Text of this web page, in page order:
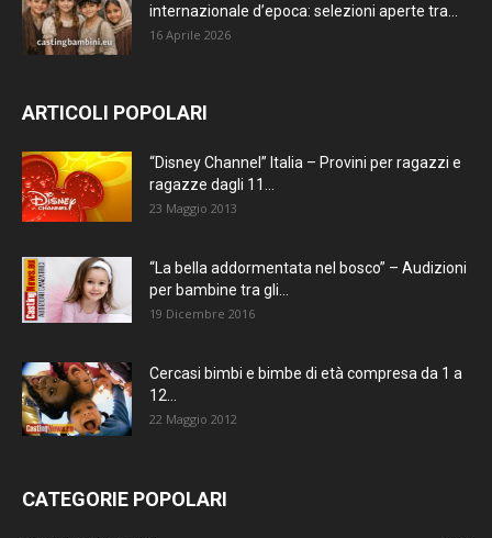
internazionale d’epoca: selezioni aperte tra...
16 Aprile 2026
ARTICOLI POPOLARI
“Disney Channel” Italia – Provini per ragazzi e
ragazze dagli 11...
23 Maggio 2013
“La bella addormentata nel bosco” – Audizioni
per bambine tra gli...
19 Dicembre 2016
Cercasi bimbi e bimbe di età compresa da 1 a
12...
22 Maggio 2012
CATEGORIE POPOLARI